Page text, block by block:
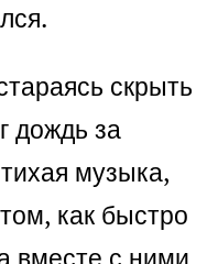
скрыть
дождь за
музыка,
как быстро